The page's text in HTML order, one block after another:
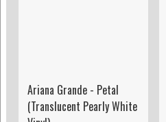
Ariana Grande - Petal
(Translucent Pearly White